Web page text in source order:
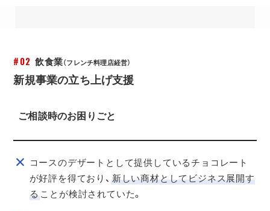
#02 飲食業（フレンチ料理店経営）
新規事業の立ち上げ支援
ご相談時のお困りごと
コースのデザートとして提供しているチョコレート
が好評を得ており、 新しい商材としてビジネス展開す
る ことが検討されていた。